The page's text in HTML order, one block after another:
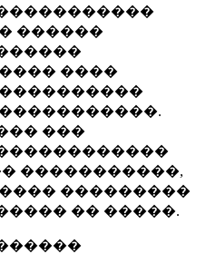
������
����
���
�����������,
���������
�� �����.